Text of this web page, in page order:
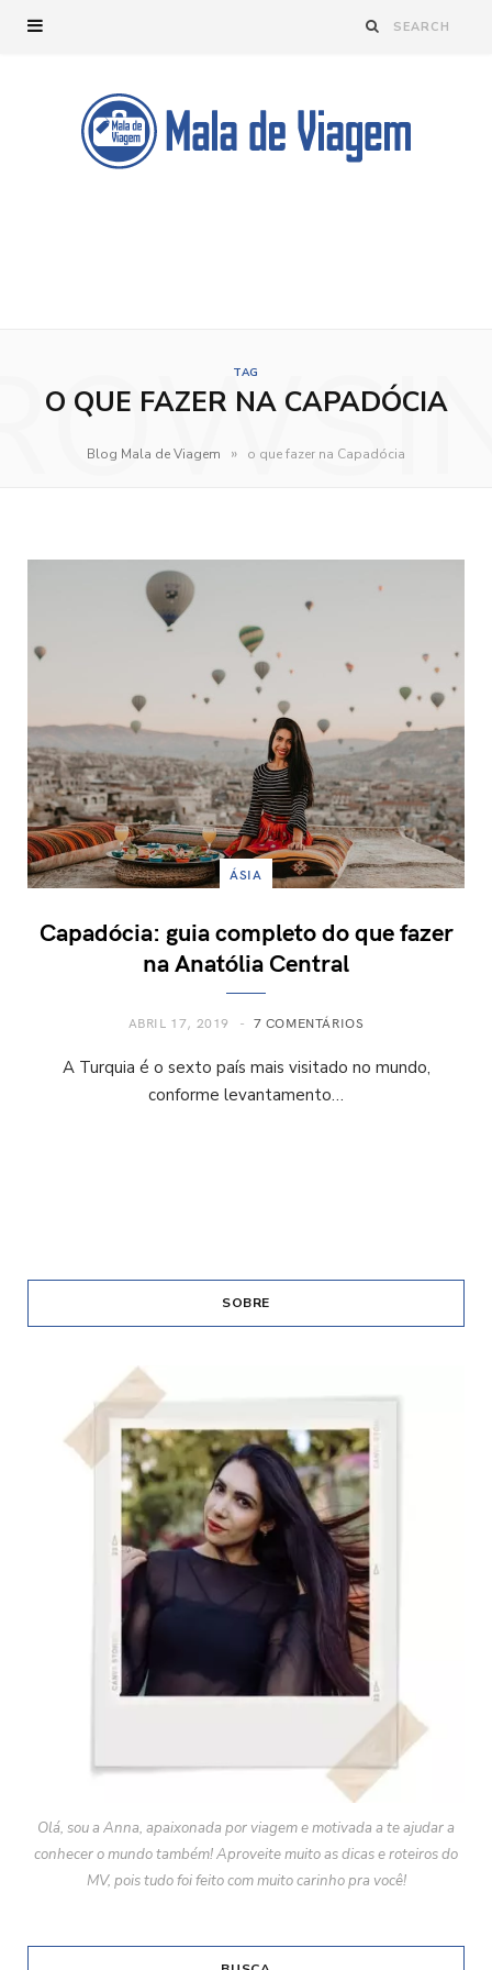
TAG
O QUE FAZER NA CAPADÓCIA
Blog Mala de Viagem » o que fazer na Capadócia
ÁSIA
Capadócia: guia completo do que fazer
na Anatólia Central
ABRIL 17, 2019 7 COMENTÁRIOS
A Turquia é o sexto país mais visitado no mundo,
conforme levantamento…
SOBRE
Olá, sou a Anna, apaixonada por viagem e motivada a te ajudar a
conhecer o mundo também! Aproveite muito as dicas e roteiros do
MV, pois tudo foi feito com muito carinho pra você!